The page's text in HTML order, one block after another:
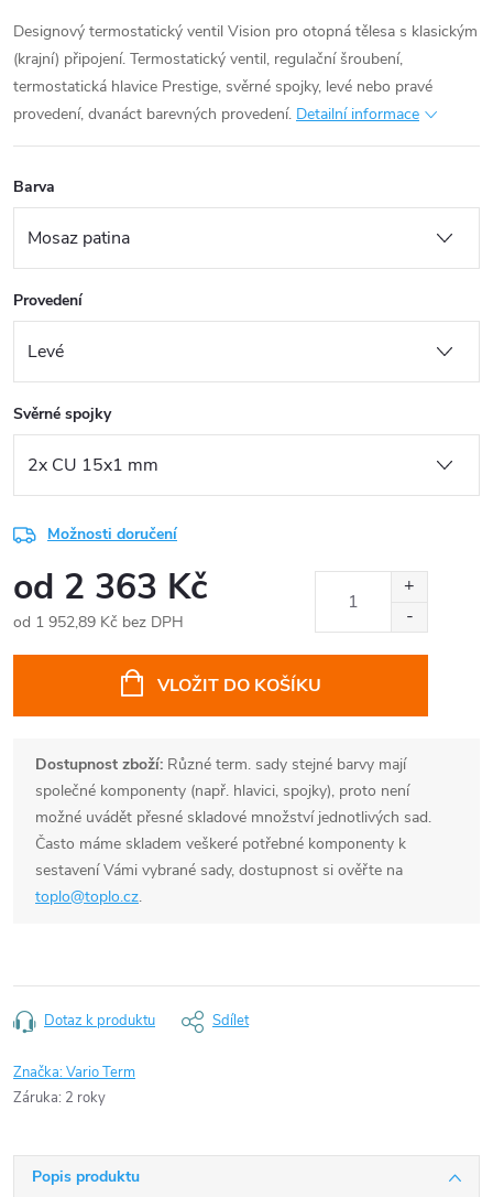
Designový termostatický ventil Vision pro otopná tělesa s klasickým
(krajní) připojení. Termostatický ventil, regulační šroubení,
termostatická hlavice Prestige, svěrné spojky, levé nebo pravé
provedení, dvanáct barevných provedení. Detailní informace
Barva
Provedení
Svěrné spojky
Možnosti doručení
od 2 363 Kč
od 1 952,89 Kč bez DPH
VLOŽIT DO KOŠÍKU
Dostupnost zboží: Různé term. sady stejné barvy mají
společné komponenty (např. hlavici, spojky), proto není
možné uvádět přesné skladové množství jednotlivých sad.
Často máme skladem veškeré potřebné komponenty k
sestavení Vámi vybrané sady, dostupnost si ověřte na
toplo@toplo.cz.
Dotaz k produktu Sdílet
Značka:Vario Term
Záruka: 2 roky
Popis produktu